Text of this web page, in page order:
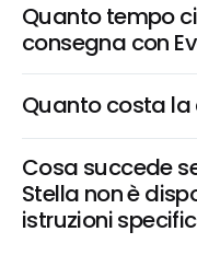
Quanto tempo
consegna con
Quanto costa la
Cosa succede
Stella non è
istruzioni